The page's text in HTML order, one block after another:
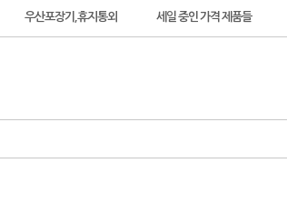
우산포장기,휴지통외 세일 중인 가격 제품들